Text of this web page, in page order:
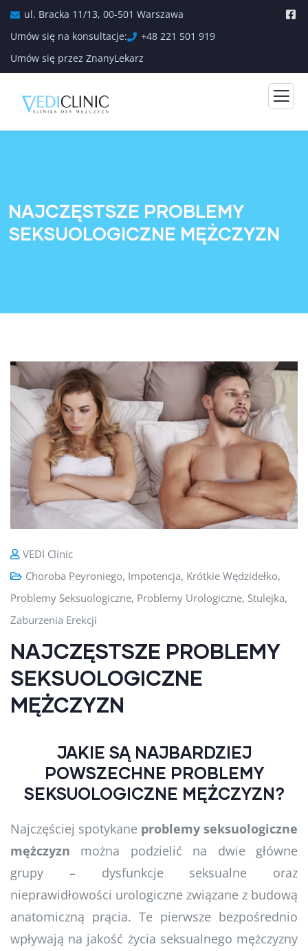
ul. Bracka 11/13, 00-501 Warszawa
Umów się na konsultacje:
+48 221 501 919
Umów się przez ZnanyLekarz
NAJCZĘSTSZE PROBLEMY
SEKSUOLOGICZNE MĘŻCZYZN
VEDI Clinic
Choroba Peyroniego, Impotencja, Krótkie Wędzidełko,
Problemy Seksuologiczne, Problemy Urologiczne, Stulejka,
Zaburzenia Erekcji
NAJCZĘSTSZE PROBLEMY
SEKSUOLOGICZNE
MĘŻCZYZN
JAKIE SĄ NAJBARDZIEJ
POWSZECHNE PROBLEMY
SEKSUOLOGICZNE MĘŻCZYZN?
Najczęściej spotykane problemy seksuologiczne
mężczyzn można podzielić na dwie główne
grupy – dysfunkcje seksualne oraz
nieprawidłowości urologiczne związane z budową
anatomiczną prącia. Te pierwsze bezpośrednio
wpływają na jakość życia seksualnego mężczyzny